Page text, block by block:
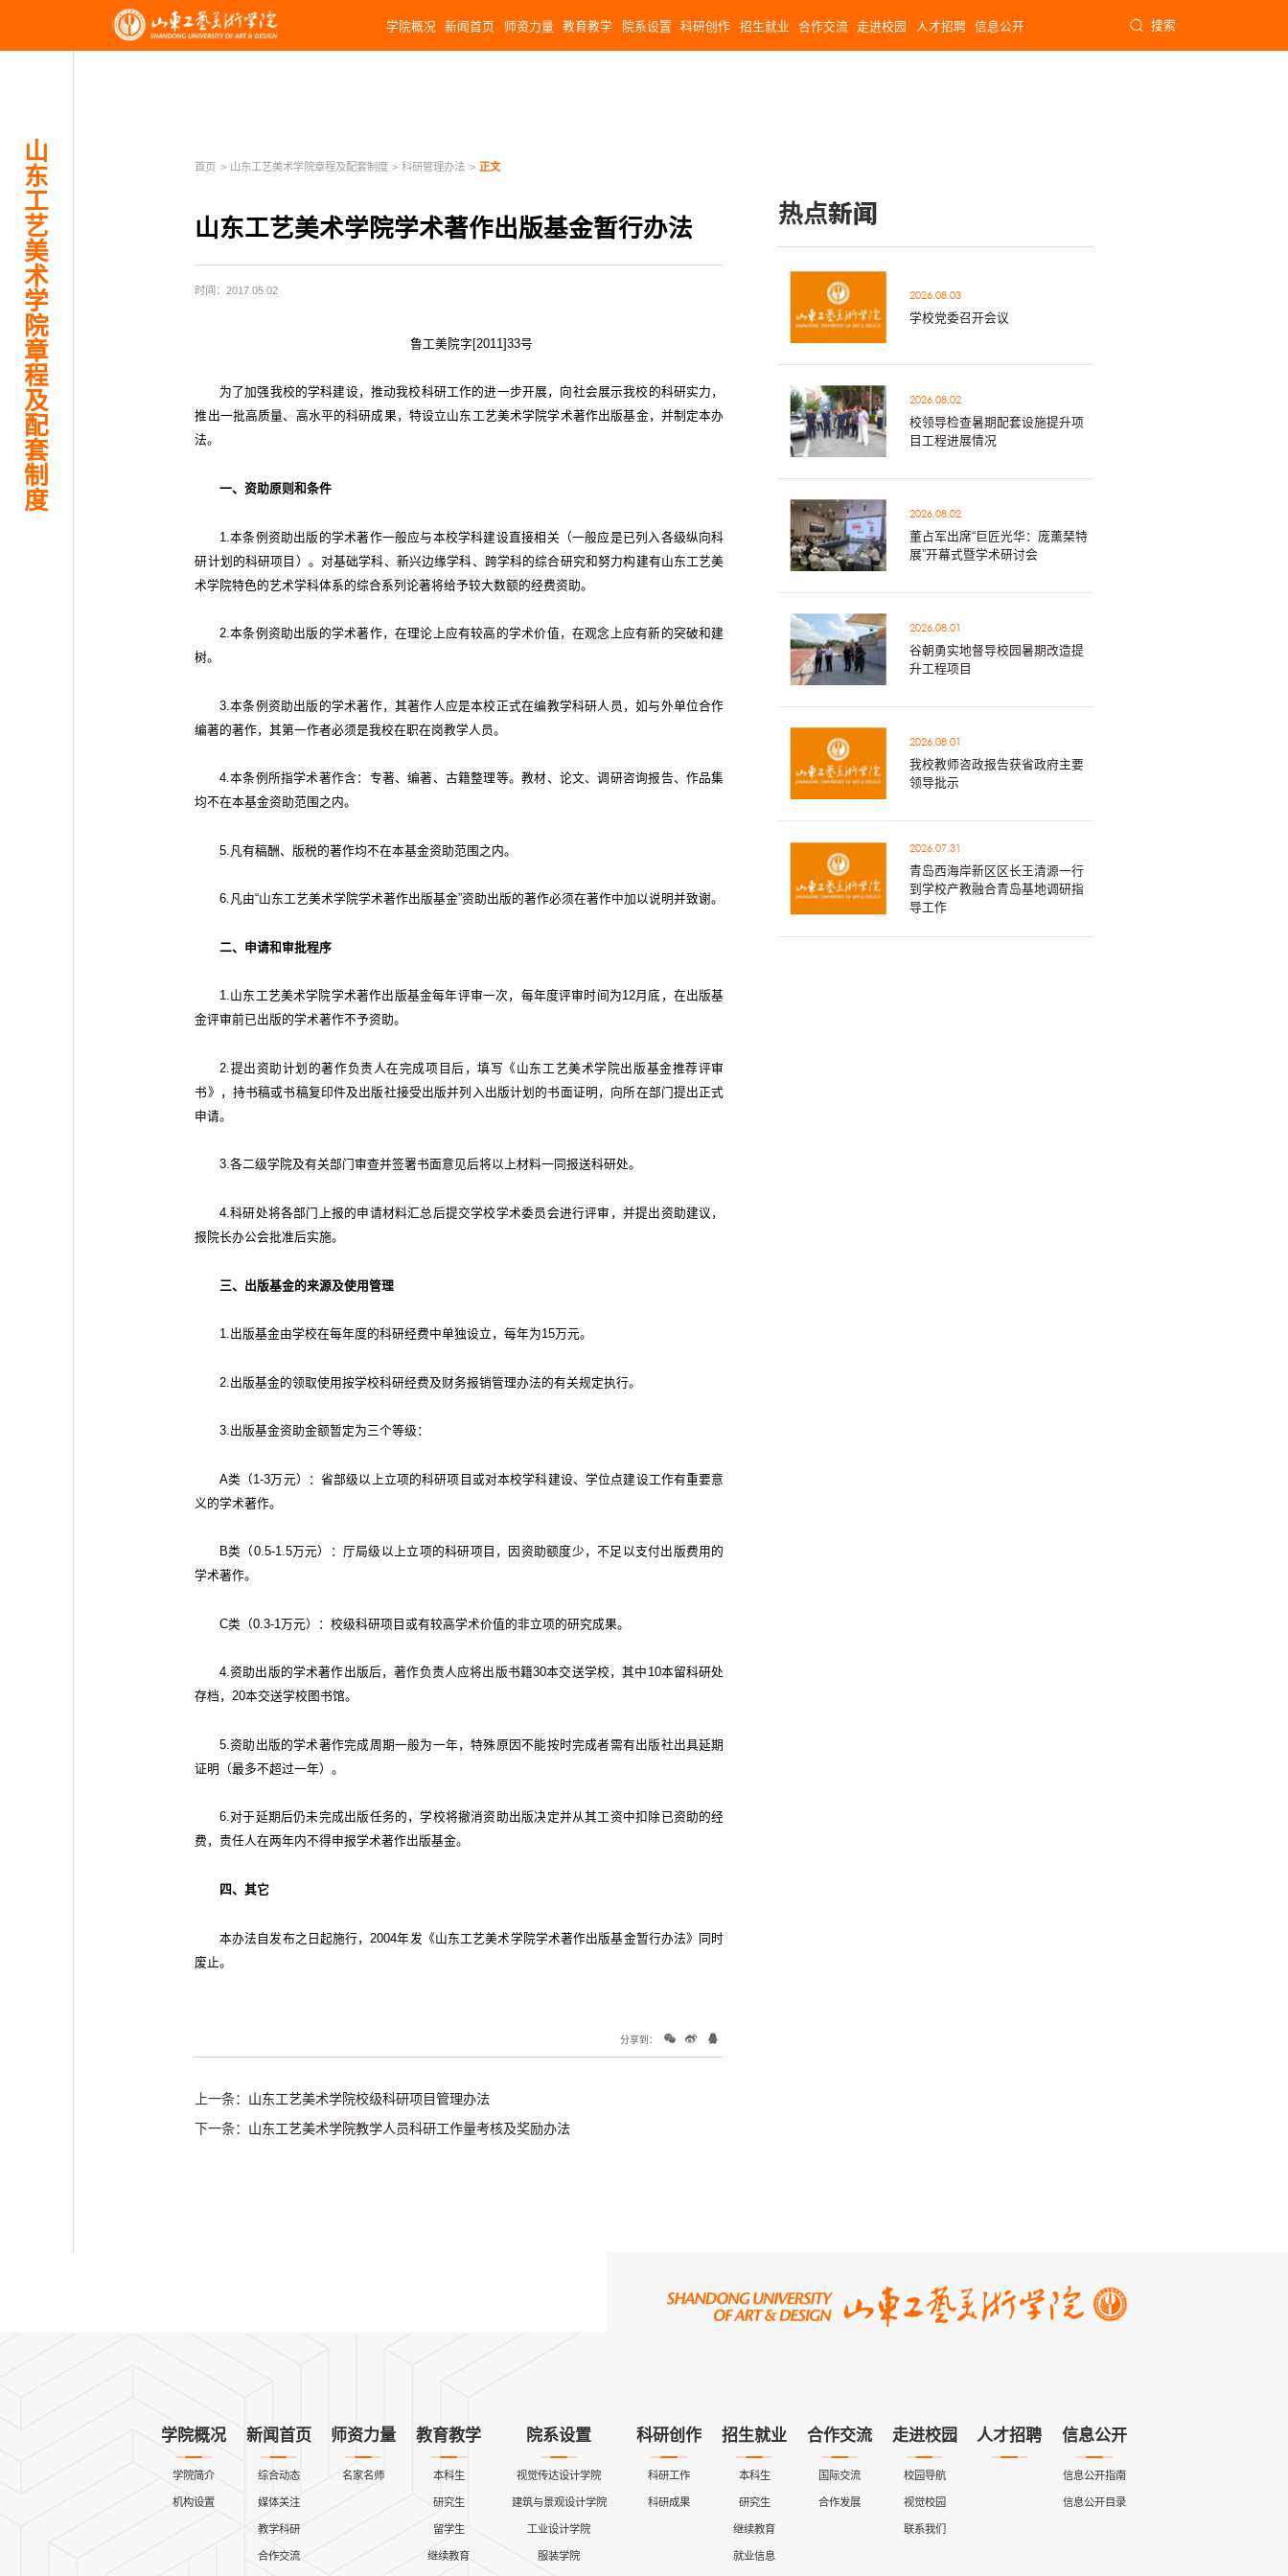
学院概况 新闻首页 师资力量 教育教学 院系设置 科研创作 招生就业 合作交流 走进校园 人才招聘 信息公开 搜索
山
东
工
艺
美
术
学
院
章
程
及
配
套
制
度
首页 > 山东工艺美术学院章程及配套制度 > 科研管理办法 > 正文
山东工艺美术学院学术著作出版基金暂行办法
时间：2017.05.02
鲁工美院字[2011]33号
为了加强我校的学科建设，推动我校科研工作的进一步开展，向社会展示我校的科研实力，
推出一批高质量、高水平的科研成果，特设立山东工艺美术学院学术著作出版基金，并制定本办
法。
一、资助原则和条件
1.本条例资助出版的学术著作一般应与本校学科建设直接相关（一般应是已列入各级纵向科
研计划的科研项目）。对基础学科、新兴边缘学科、跨学科的综合研究和努力构建有山东工艺美
术学院特色的艺术学科体系的综合系列论著将给予较大数额的经费资助。
2.本条例资助出版的学术著作，在理论上应有较高的学术价值，在观念上应有新的突破和建
树。
3.本条例资助出版的学术著作，其著作人应是本校正式在编教学科研人员，如与外单位合作
编著的著作，其第一作者必须是我校在职在岗教学人员。
4.本条例所指学术著作含：专著、编著、古籍整理等。教材、论文、调研咨询报告、作品集
均不在本基金资助范围之内。
5.凡有稿酬、版税的著作均不在本基金资助范围之内。
6.凡由“山东工艺美术学院学术著作出版基金”资助出版的著作必须在著作中加以说明并致谢。
二、申请和审批程序
1.山东工艺美术学院学术著作出版基金每年评审一次，每年度评审时间为12月底，在出版基
金评审前已出版的学术著作不予资助。
2.提出资助计划的著作负责人在完成项目后，填写《山东工艺美术学院出版基金推荐评审
书》，持书稿或书稿复印件及出版社接受出版并列入出版计划的书面证明，向所在部门提出正式
申请。
3.各二级学院及有关部门审查并签署书面意见后将以上材料一同报送科研处。
4.科研处将各部门上报的申请材料汇总后提交学校学术委员会进行评审，并提出资助建议，
报院长办公会批准后实施。
三、出版基金的来源及使用管理
1.出版基金由学校在每年度的科研经费中单独设立，每年为15万元。
2.出版基金的领取使用按学校科研经费及财务报销管理办法的有关规定执行。
3.出版基金资助金额暂定为三个等级：
A类（1-3万元）：省部级以上立项的科研项目或对本校学科建设、学位点建设工作有重要意
义的学术著作。
B类（0.5-1.5万元）：厅局级以上立项的科研项目，因资助额度少，不足以支付出版费用的
学术著作。
C类（0.3-1万元）：校级科研项目或有较高学术价值的非立项的研究成果。
4.资助出版的学术著作出版后，著作负责人应将出版书籍30本交送学校，其中10本留科研处
存档，20本交送学校图书馆。
5.资助出版的学术著作完成周期一般为一年，特殊原因不能按时完成者需有出版社出具延期
证明（最多不超过一年）。
6.对于延期后仍未完成出版任务的，学校将撤消资助出版决定并从其工资中扣除已资助的经
费，责任人在两年内不得申报学术著作出版基金。
四、其它
本办法自发布之日起施行，2004年发《山东工艺美术学院学术著作出版基金暂行办法》同时
废止。
分享到：
上一条： 山东工艺美术学院校级科研项目管理办法
下一条： 山东工艺美术学院教学人员科研工作量考核及奖励办法
热点新闻
2026.08.03
学校党委召开会议
2026.08.02
校领导检查暑期配套设施提升项
目工程进展情况
2026.08.02
董占军出席“巨匠光华：庞薰琹特
展”开幕式暨学术研讨会
2026.08.01
谷朝勇实地督导校园暑期改造提
升工程项目
2026.08.01
我校教师咨政报告获省政府主要
领导批示
2026.07.31
青岛西海岸新区区长王清源一行
到学校产教融合青岛基地调研指
导工作
学院概况
学院简介
机构设置
新闻首页
综合动态
媒体关注
教学科研
合作交流
师资力量
名家名师
教育教学
本科生
研究生
留学生
继续教育
院系设置
视觉传达设计学院
建筑与景观设计学院
工业设计学院
服装学院
科研创作
科研工作
科研成果
招生就业
本科生
研究生
继续教育
就业信息
合作交流
国际交流
合作发展
走进校园
校园导航
视觉校园
联系我们
人才招聘 信息公开
信息公开指南
信息公开目录